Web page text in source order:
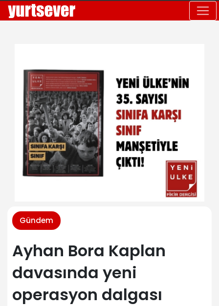
Gündem
Ayhan Bora Kaplan
davasında yeni
operasyon dalgası